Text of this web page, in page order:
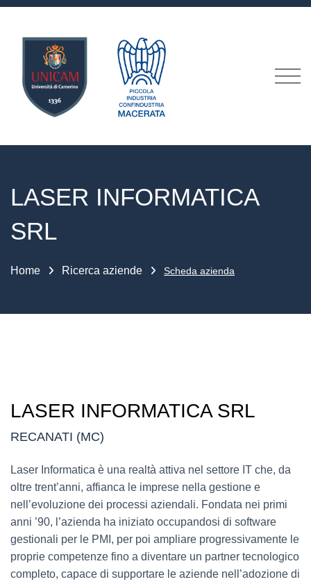
LASER INFORMATICA
SRL
Home Ricerca aziende Scheda azienda
LASER INFORMATICA SRL
RECANATI (MC)
Laser Informatica è una realtà attiva nel settore IT che, da
oltre trent’anni, affianca le imprese nella gestione e
nell’evoluzione dei processi aziendali. Fondata nei primi
anni ’90, l’azienda ha iniziato occupandosi di software
gestionali per le PMI, per poi ampliare progressivamente le
proprie competenze fino a diventare un partner tecnologico
completo, capace di supportare le aziende nell’adozione di